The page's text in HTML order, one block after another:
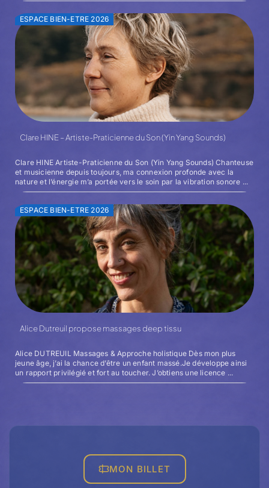
ESPACE BIEN-ETRE 2026
Clare HINE – Artiste-Praticienne du Son (Yin Yang Sounds)
Clare HINE Artiste-Praticienne du Son (Yin Yang Sounds) Chanteuse
et musicienne depuis toujours, ma connexion profonde avec la
nature et l’énergie m’a portée vers le soin par la vibration sonore ...
ESPACE BIEN-ETRE 2026
Alice Dutreuil propose massages deep tissu
Alice DUTREUIL Massages & Approche holistique Dès mon plus
jeune âge, j’ai la chance d’être un enfant massé.Je développe ainsi
un rapport privilégié et fort au toucher. J’obtiens une licence ...
MON BILLET